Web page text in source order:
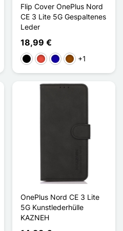
Flip Cover OnePlus Nord
CE 3 Lite 5G Gespaltenes
Leder
18,99 €
Schwarz
Rot Dunkelblau
Braun
+1
OnePlus Nord CE 3 Lite
5G Kunstlederhülle
KAZNEH